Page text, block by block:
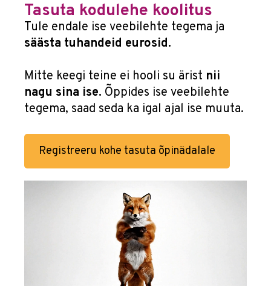
Tasuta kodulehe koolitus
Tule endale ise veebilehte tegema ja
säästa tuhandeid eurosid.
Mitte keegi teine ei hooli su ärist nii
nagu sina ise. Õppides ise veebilehte
tegema, saad seda ka igal ajal ise muuta.
Registreeru kohe tasuta õpinädalale